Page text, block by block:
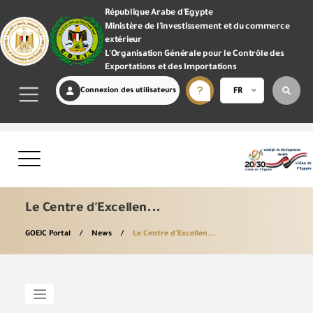
République Arabe d'Egypte
Ministère de l'investissement et du commerce
extérieur
L'Organisation Générale pour le Contrôle des
Exportations et des Importations
Connexion des utilisateurs FR
Le Centre d'Excellen...
GOEIC Portal News Le Centre d'Excellen...